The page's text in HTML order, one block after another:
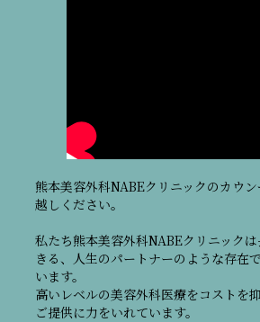
熊本美容外科NABEクリニックのカウ
越しください。
私たち熊本美容外科NABEクリニック
きる、人生のパートナーのような存在
います。
高いレベルの美容外科医療をコストを
ご提供に力をいれています。